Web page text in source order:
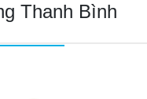
Thanh Bình